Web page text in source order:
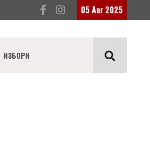
05 Авг 2025
ИЗБОРИ